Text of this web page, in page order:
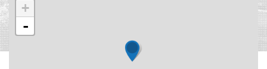
+
-